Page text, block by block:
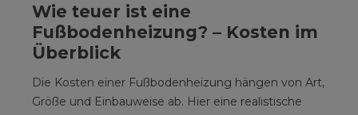
Wie teuer ist eine
Fußbodenheizung? – Kosten im
Überblick
Die Kosten einer Fußbodenheizung hängen von Art,
Größe und Einbauweise ab. Hier eine realistische